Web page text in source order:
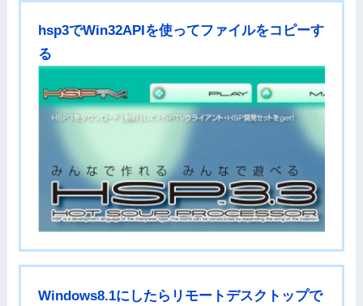
hsp3でWin32APIを使ってファイルをコピーす
る
Windows8.1にしたらリモートデスクトップで